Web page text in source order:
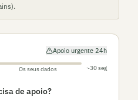
).
Apoio urgente 24h
Os seus dados ~30 seg
de apoio?